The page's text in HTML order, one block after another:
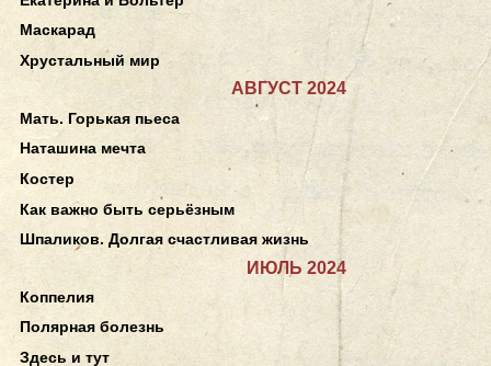
Маскарад
Хрустальный мир
АВГУСТ 2024
Мать. Горькая пьеса
Наташина мечта
Костер
Как важно быть серьёзным
Шпаликов. Долгая счастливая жизнь
ИЮЛЬ 2024
Коппелия
Полярная болезнь
Здесь и тут